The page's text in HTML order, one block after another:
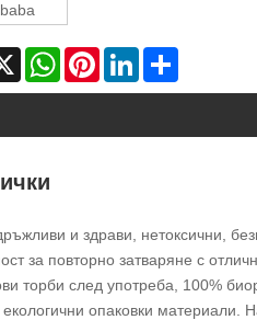
WhatsAppPinterestLinkedIn
и здрави, нетоксични,
за повторно затваряне с
торби след употреба, 100%
опаковки